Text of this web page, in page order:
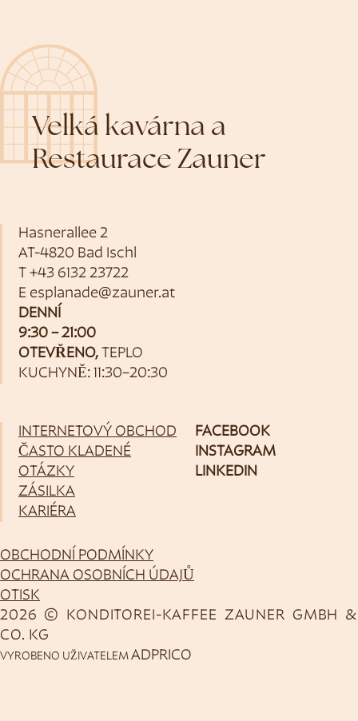
Velká kavárna a
Restaurace Zauner
Hasnerallee 2
AT-4820 Bad Ischl
T +43 6132 23722
E esplanade@zauner.at
DENNÍ
9:30 – 21:00
OTEVŘENO, TEPLO
KUCHYNĚ: 11:30–20:30
INTERNETOVÝ OBCHOD
ČASTO KLADENÉ
OTÁZKY
ZÁSILKA
KARIÉRA
FACEBOOK
INSTAGRAM
LINKEDIN
2026 © KONDITOREI-KAFFEE ZAUNER GMBH &
CO. KG
OBCHODNÍ PODMÍNKY
OCHRANA OSOBNÍCH ÚDAJŮ
OTISK
VYROBENO UŽIVATELEM ADPRICO